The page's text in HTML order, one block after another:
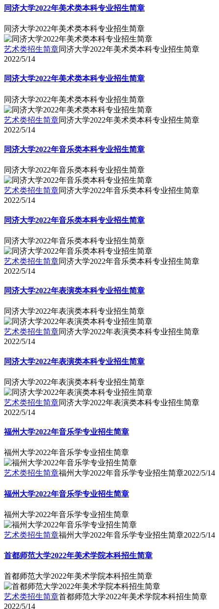
同济大学2022年美术类本科专业招生简章
同济大学2022年美术类本科专业招生简章
艺术类招生简章同济大学2022年美术类本科专业招生简章
2022/5/14
同济大学2022年美术类本科专业招生简章
同济大学2022年美术类本科专业招生简章
艺术类招生简章同济大学2022年美术类本科专业招生简章
2022/5/14
同济大学2022年音乐类本科专业招生简章
同济大学2022年音乐类本科专业招生简章
艺术类招生简章同济大学2022年音乐类本科专业招生简章
2022/5/14
同济大学2022年音乐类本科专业招生简章
同济大学2022年音乐类本科专业招生简章
艺术类招生简章同济大学2022年音乐类本科专业招生简章
2022/5/14
同济大学2022年表演类本科专业招生简章
同济大学2022年表演类本科专业招生简章
艺术类招生简章同济大学2022年表演类本科专业招生简章
2022/5/14
同济大学2022年表演类本科专业招生简章
同济大学2022年表演类本科专业招生简章
艺术类招生简章同济大学2022年表演类本科专业招生简章
2022/5/14
福州大学2022年音乐学专业招生简章
福州大学2022年音乐学专业招生简章
艺术类招生简章福州大学2022年音乐学专业招生简章2022/5/14
福州大学2022年音乐学专业招生简章
福州大学2022年音乐学专业招生简章
艺术类招生简章福州大学2022年音乐学专业招生简章2022/5/14
首都师范大学2022年美术学院本科招生简章
首都师范大学2022年美术学院本科招生简章
艺术类招生简章首都师范大学2022年美术学院本科招生简章
2022/5/14